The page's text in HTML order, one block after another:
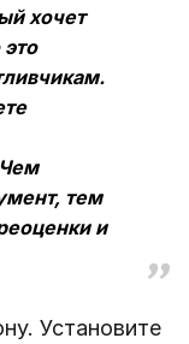
хочет
тем
и
Установите